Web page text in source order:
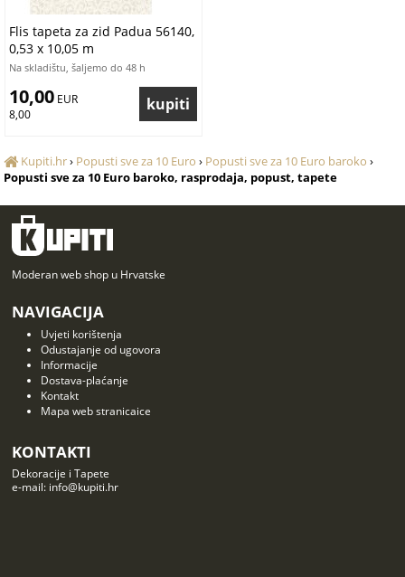
Flis tapeta za zid Padua 56140,
0,53 x 10,05 m
Na skladištu, šaljemo do 48 h
10,00 EUR
8,00
Kupiti.hr› Popusti sve za 10 Euro › Popusti sve za 10 Euro baroko ›
Popusti sve za 10 Euro baroko, rasprodaja, popust, tapete
Moderan web shop u Hrvatske
NAVIGACIJA
Uvjeti korištenja
Odustajanje od ugovora
Informacije
Dostava-plaćanje
Kontakt
Mapa web stranicaice
KONTAKTI
Dekoracije i Tapete
e-mail: info@kupiti.hr